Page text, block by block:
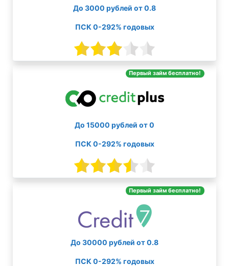
До 3000 рублей от 0.8
ПСК 0-292% годовых
Первый займ бесплатно!
До 15000 рублей от 0
ПСК 0-292% годовых
Первый займ бесплатно!
До 30000 рублей от 0.8
ПСК 0-292% годовых